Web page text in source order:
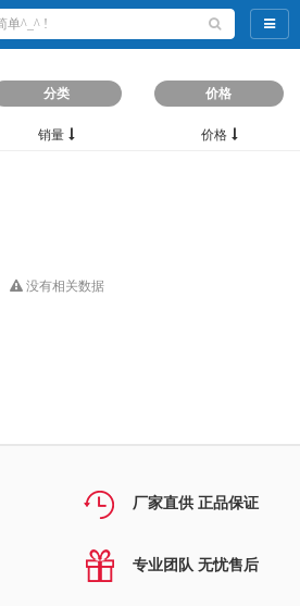
导航
分类 价格
销量 价格
没有相关数据
厂家直供 正品保证
专业团队 无忧售后